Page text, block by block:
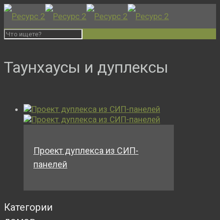
Таунхаусы и дуплексы
Проект дуплекса из СИП-
панелей
Категории